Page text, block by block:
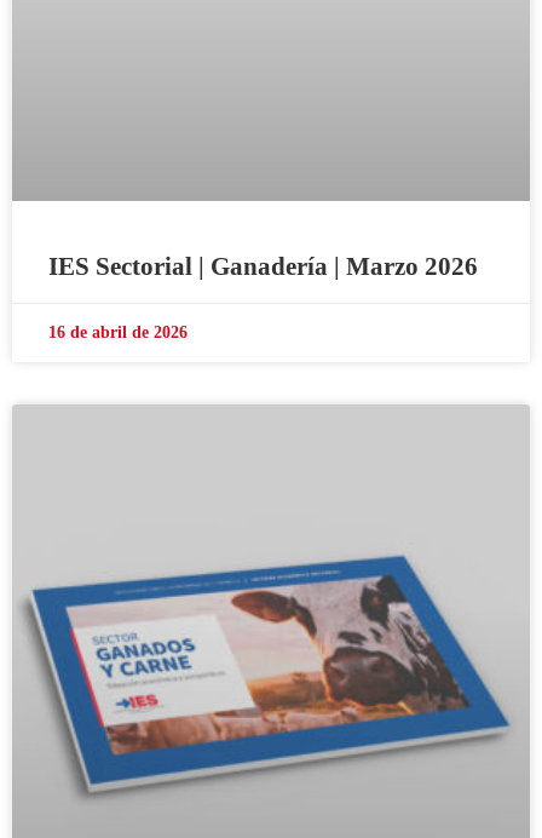
IES Sectorial | Ganadería | Marzo 2026
16 de abril de 2026